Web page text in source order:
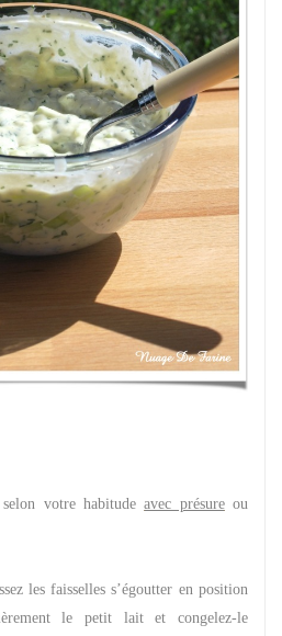
votre habitudeavec présureou
les faisselles s’égoutter en position
le petit lait et congelez-le